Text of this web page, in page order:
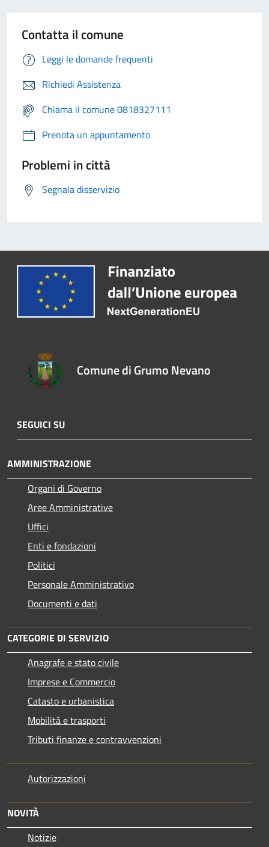
Contatta il comune
Leggi le domande frequenti
Richiedi Assistenza
Chiama il comune 0818327111
Prenota un appuntamento
Problemi in città
Segnala disservizio
Comune di Grumo Nevano
SEGUICI SU
AMMINISTRAZIONE
Organi di Governo
Aree Amministrative
Uffici
Enti e fondazioni
Politici
Personale Amministrativo
Documenti e dati
CATEGORIE DI SERVIZIO
Anagrafe e stato civile
Imprese e Commercio
Catasto e urbanistica
Mobilità e trasporti
Tributi,finanze e contravvenzioni
Autorizzazioni
NOVITÀ
Notizie